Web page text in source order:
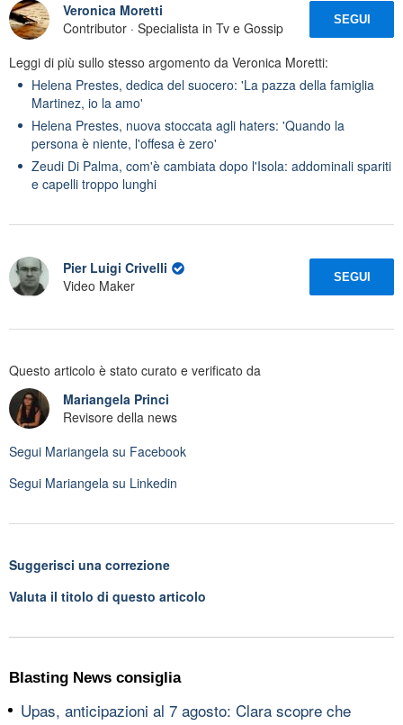
Veronica Moretti
Contributor · Specialista in Tv e Gossip
SEGUI
Leggi di più sullo stesso argomento da Veronica Moretti:
Helena Prestes, dedica del suocero: 'La pazza della famiglia
Martinez, io la amo'
Helena Prestes, nuova stoccata agli haters: 'Quando la
persona è niente, l'offesa è zero'
Zeudi Di Palma, com'è cambiata dopo l'Isola: addominali spariti
e capelli troppo lunghi
Pier Luigi Crivelli
Video Maker
SEGUI
Questo articolo è stato curato e verificato da
Mariangela Princi
Revisore della news
Segui Mariangela su Facebook
Segui Mariangela su Linkedin
Suggerisci una correzione
Valuta il titolo di questo articolo
Blasting News consiglia
Upas, anticipazioni al 7 agosto: Clara scopre che